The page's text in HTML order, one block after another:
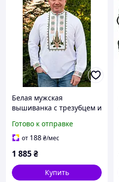
Белая мужская
вышиванка с трезубцем и
камуфляжной вышивке
размеры 48 60
Готово к отправке
от 188₴/мес
1 885₴
Купить